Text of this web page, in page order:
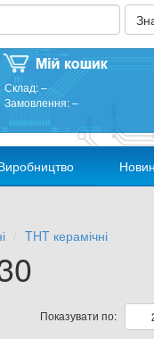
Склад:–
Замовлення:–
THT керамічні
Показувати по: